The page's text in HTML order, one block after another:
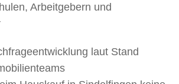
Arbeitgebern und
laut Stand